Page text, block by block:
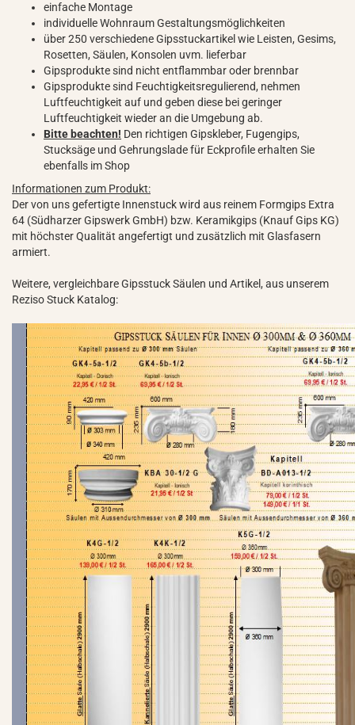
einfache Montage
individuelle Wohnraum Gestaltungsmöglichkeiten
über 250 verschiedene Gipsstuckartikel wie Leisten, Gesims,
Rosetten, Säulen, Konsolen uvm. lieferbar
Gipsprodukte sind nicht entflammbar oder brennbar
Gipsprodukte sind Feuchtigkeitsregulierend, nehmen
Luftfeuchtigkeit auf und geben diese bei geringer
Luftfeuchtigkeit wieder an die Umgebung ab.
Bitte beachten! Den richtigen Gipskleber, Fugengips,
Stucksäge und Gehrungslade für Eckprofile erhalten Sie
ebenfalls im Shop
Informationen zum Produkt:
Der von uns gefertigte Innenstuck wird aus reinem Formgips Extra
64 (Südharzer Gipswerk GmbH) bzw. Keramikgips (Knauf Gips KG)
mit höchster Qualität angefertigt und zusätzlich mit Glasfasern
armiert.
Weitere, vergleichbare Gipsstuck Säulen und Artikel, aus unserem
Reziso Stuck Katalog: